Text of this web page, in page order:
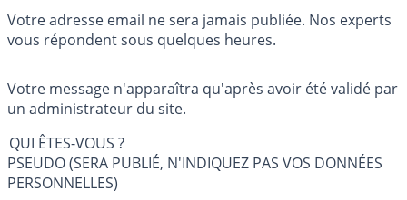
Votre adresse email ne sera jamais publiée. Nos experts
vous répondent sous quelques heures.
Votre message n'apparaîtra qu'après avoir été validé par
un administrateur du site.
QUI ÊTES-VOUS ?
PSEUDO (SERA PUBLIÉ, N'INDIQUEZ PAS VOS DONNÉES
PERSONNELLES)